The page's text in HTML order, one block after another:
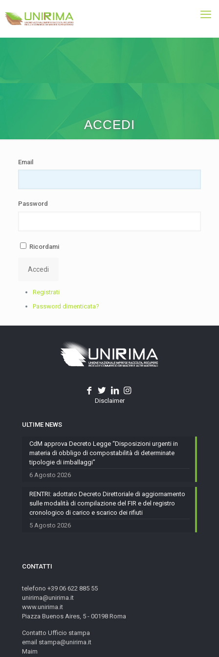
ACCEDI
Email
Password
Ricordami
Accedi
Registrati
Password dimenticata?
Disclaimer
ULTIME NEWS
CdM approva Decreto Legge “Disposizioni urgenti in
materia di obbligo di compostabilità di determinate
tipologie di imballaggi”
6 Agosto 2026
RENTRI: adottato Decreto Direttoriale di aggiornamento
sulle modalità di compilazione del FIR e del registro
cronologico di carico e scarico dei rifiuti
5 Agosto 2026
CONTATTI
telefono +39 06 622 885 55
unirima@unirima.it
www.unirima.it
Piazza Buenos Aires, 5 - 00198 Roma
Contatto Ufficio stampa
email stampa@unirima.it
Maim